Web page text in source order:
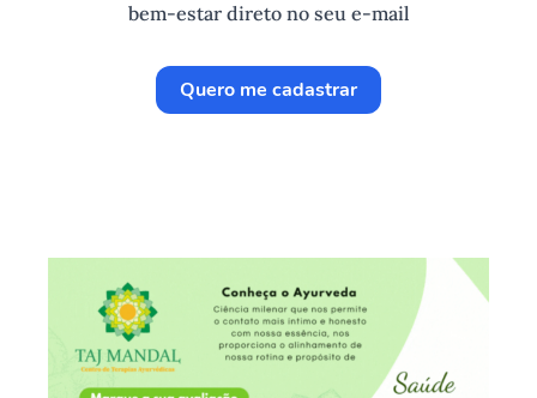
bem-estar direto no seu e-mail
Quero me cadastrar